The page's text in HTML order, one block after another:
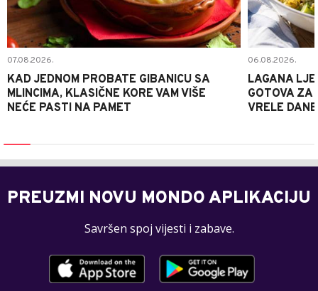
07.08.2026.
KAD JEDNOM PROBATE GIBANICU SA
MLINCIMA, KLASIČNE KORE VAM VIŠE
NEĆE PASTI NA PAMET
06.08.2026.
LAGANA
GOTOVA ZA
VRELE DANE
PREUZMI NOVU MONDO APLIKACIJU
Savršen spoj vijesti i zabave.